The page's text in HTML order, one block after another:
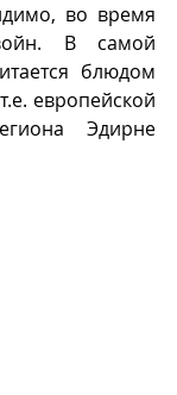
во время
войн. В самой
блюдом
европейской
Эдирне